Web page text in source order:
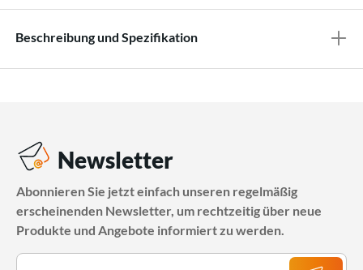
Beschreibung und Spezifikation
Newsletter
Abonnieren Sie jetzt einfach unseren regelmäßig
erscheinenden Newsletter, um rechtzeitig über neue
Produkte und Angebote informiert zu werden.